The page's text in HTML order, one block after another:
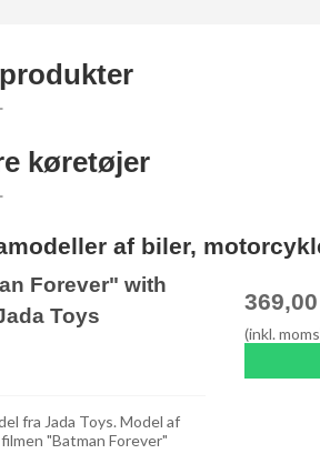
køretøjer
af biler,
Forever" with
Toys
fra Jada Toys. Model af
"Batman Forever"
(inkl.